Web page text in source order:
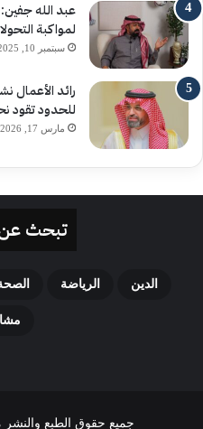
عبد الله جفين:
لمواكبة
سبتمبر 10, 2025
رائد الأعمال
للحدود تقود
مارس 17, 2026
تبحث عن
الدين الرياضة
جميع حقوق الطبع والنشر محفوظة